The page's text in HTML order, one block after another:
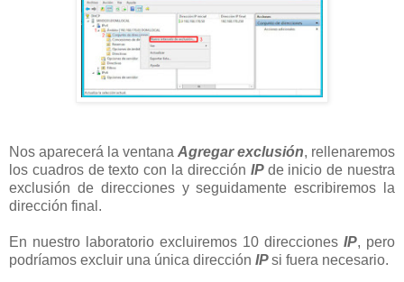
Nos aparecerá la ventana Agregar exclusión, rellenaremos
los cuadros de texto con la dirección IP de inicio de nuestra
exclusión de direcciones y seguidamente escribiremos la
dirección final.
En nuestro laboratorio excluiremos 10 direcciones IP, pero
podríamos excluir una única dirección IPsi fuera necesario.